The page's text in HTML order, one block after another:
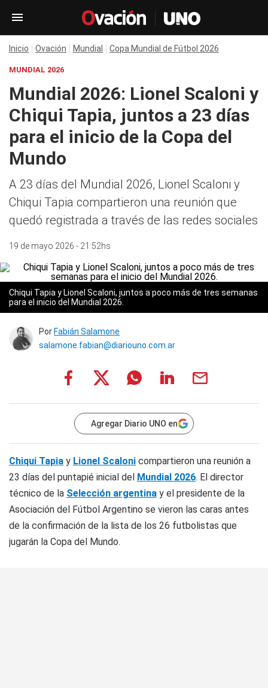
Inicio Ovación Mundial Copa Mundial de Fútbol 2026
MUNDIAL 2026
Mundial 2026: Lionel Scaloni y
Chiqui Tapia, juntos a 23 días
para el inicio de la Copa del
Mundo
A 23 días del Mundial 2026, Lionel Scaloni y
Chiqui Tapia compartieron una reunión que
quedó registrada a través de las redes sociales
19 de mayo 2026 - 21:52hs
Chiqui Tapia y Lionel Scaloni, juntos a poco más de tres semanas
para el inicio del Mundial 2026.
Por Fabián Salamone
salamone.fabian@diariouno.com.ar
Agregar Diario UNO en
Chiqui Tapia y Lionel Scaloni compartieron una reunión a
23 días del puntapié inicial del Mundial 2026. El director
técnico de la Selección argentina y el presidente de la
Asociación del Fútbol Argentino se vieron las caras antes
de la confirmación de la lista de los 26 futbolistas que
jugarán la Copa del Mundo.